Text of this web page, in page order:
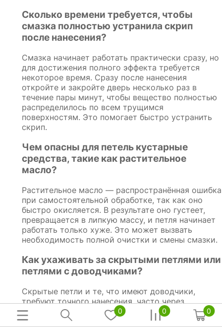
Сколько времени требуется, чтобы
смазка полностью устранила скрип
после нанесения?
Смазка начинает работать практически сразу, но
для достижения полного эффекта требуется
некоторое время. Сразу после нанесения
откройте и закройте дверь несколько раз в
течение пары минут, чтобы вещество полностью
распределилось по всем трущимся
поверхностям. Это помогает быстро устранить
скрип.
Чем опасны для петель кустарные
средства, такие как растительное
масло?
Растительное масло — распространённая ошибка
при самостоятельной обработке, так как оно
быстро окисляется. В результате оно густеет,
превращается в липкую массу, и петля начинает
работать только хуже. Это может вызвать
необходимость полной очистки и смены смазки.
Как ухаживать за скрытыми петлями или
петлями с доводчиками?
Скрытые петли и те, что имеют доводчики,
требуют точного нанесения, часто через
специальные технологические отверстия. Для
них лучше использовать жидкую проникающую
0 0 0